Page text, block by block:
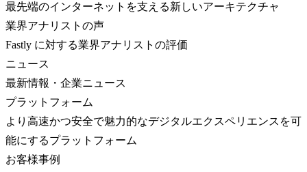
最先端のインターネットを支える新しいアーキテクチャ
業界アナリストの声
Fastly に対する業界アナリストの評価
ニュース
最新情報・企業ニュース
プラットフォーム
より高速かつ安全で魅力的なデジタルエクスペリエンスを可
能にするプラットフォーム
お客様事例